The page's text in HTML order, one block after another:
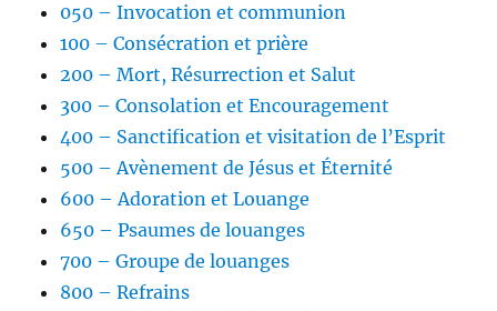
050 – Invocation et communion
100 – Consécration et prière
200 – Mort, Résurrection et Salut
300 – Consolation et Encouragement
400 – Sanctification et visitation de l’Esprit
500 – Avènement de Jésus et Éternité
600 – Adoration et Louange
650 – Psaumes de louanges
700 – Groupe de louanges
800 – Refrains